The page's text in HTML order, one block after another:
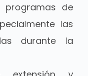
programas de
las
durante la